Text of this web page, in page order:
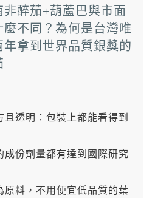
非醉茄+葫蘆巴與市面
麼不同？為何是台灣唯
年拿到世界品質銀獎的
透明：包裝上都能看得到
成份劑量都有達到國際研究
原料，不用便宜低品質的葉